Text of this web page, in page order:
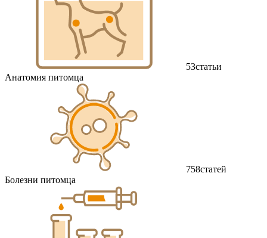
53статьи
Анатомия питомца
758статей
Болезни питомца